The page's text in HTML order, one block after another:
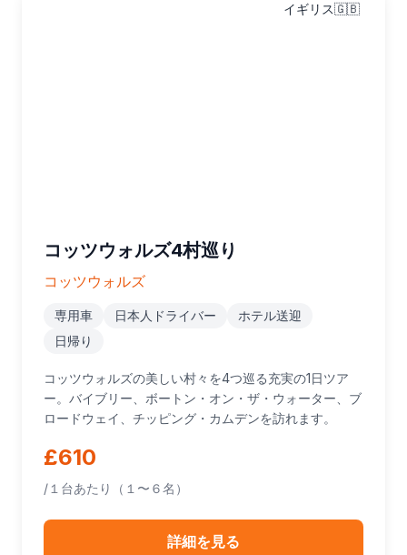
イギリス🇬🇧
コッツウォルズ4村巡り
コッツウォルズ
専用車 日本人ドライバー
ホテル送迎
日帰り
コッツウォルズの美しい村々を4つ巡る充実の1日ツア
ー。バイブリー、ボートン・オン・ザ・ウォーター、ブ
ロードウェイ、チッピング・カムデンを訪れます。
£610
/１台あたり（１〜６名）
詳細を見る